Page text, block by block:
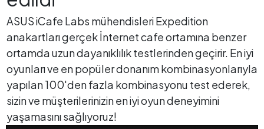
ASUS iCafe Labs mühendisleri Expedition
anakartları gerçek İnternet cafe ortamına benzer
ortamda uzun dayanıklılık testlerinden geçirir. En iyi
oyunları ve en popüler donanım kombinasyonlarıyla
yapılan 100'den fazla kombinasyonu test ederek,
sizin ve müşterilerinizin en iyi oyun deneyimini
yaşamasını sağlıyoruz!